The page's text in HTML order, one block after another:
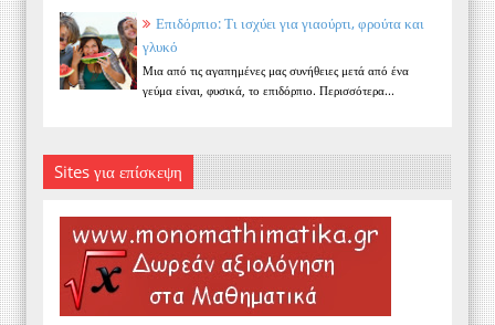
Επιδόρπιο: Τι ισχύει για γιαούρτι, φρούτα και
γλυκό
Μια από τις αγαπημένες μας συνήθειες μετά από ένα
γεύμα είναι, φυσικά, το επιδόρπιο. Περισσότερα...
Sites για επίσκεψη